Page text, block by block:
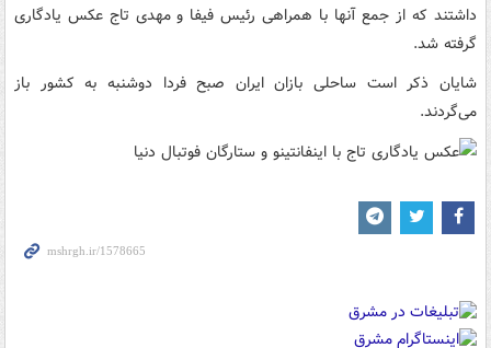
داشتند که از جمع آنها با همراهی رئیس فیفا و مهدی تاج عکس یادگاری
گرفته شد.
شایان ذکر است ساحلی بازان ایران صبح فردا دوشنبه به کشور باز
می‌گردند.